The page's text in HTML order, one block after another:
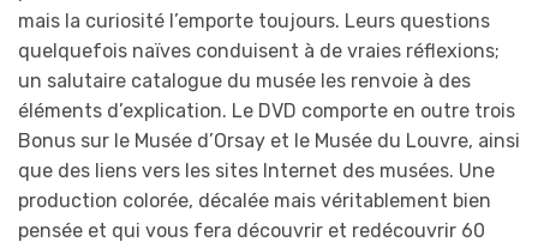
mais la curiosité l’emporte toujours. Leurs questions
quelquefois naïves conduisent à de vraies réflexions;
un salutaire catalogue du musée les renvoie à des
éléments d’explication. Le DVD comporte en outre trois
Bonus sur le Musée d’Orsay et le Musée du Louvre, ainsi
que des liens vers les sites Internet des musées. Une
production colorée, décalée mais véritablement bien
pensée et qui vous fera découvrir et redécouvrir 60